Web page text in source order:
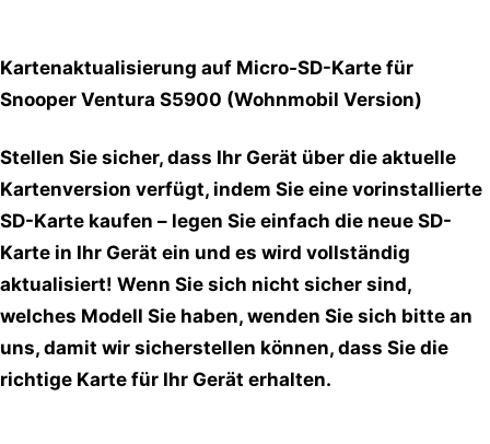
Kartenaktualisierung auf Micro-SD-Karte für
Snooper Ventura S5900 (Wohnmobil Version)
Stellen Sie sicher, dass Ihr Gerät über die aktuelle
Kartenversion verfügt, indem Sie eine vorinstallierte
SD-Karte kaufen – legen Sie einfach die neue SD-
Karte in Ihr Gerät ein und es wird vollständig
aktualisiert! Wenn Sie sich nicht sicher sind,
welches Modell Sie haben, wenden Sie sich bitte an
uns, damit wir sicherstellen können, dass Sie die
richtige Karte für Ihr Gerät erhalten.